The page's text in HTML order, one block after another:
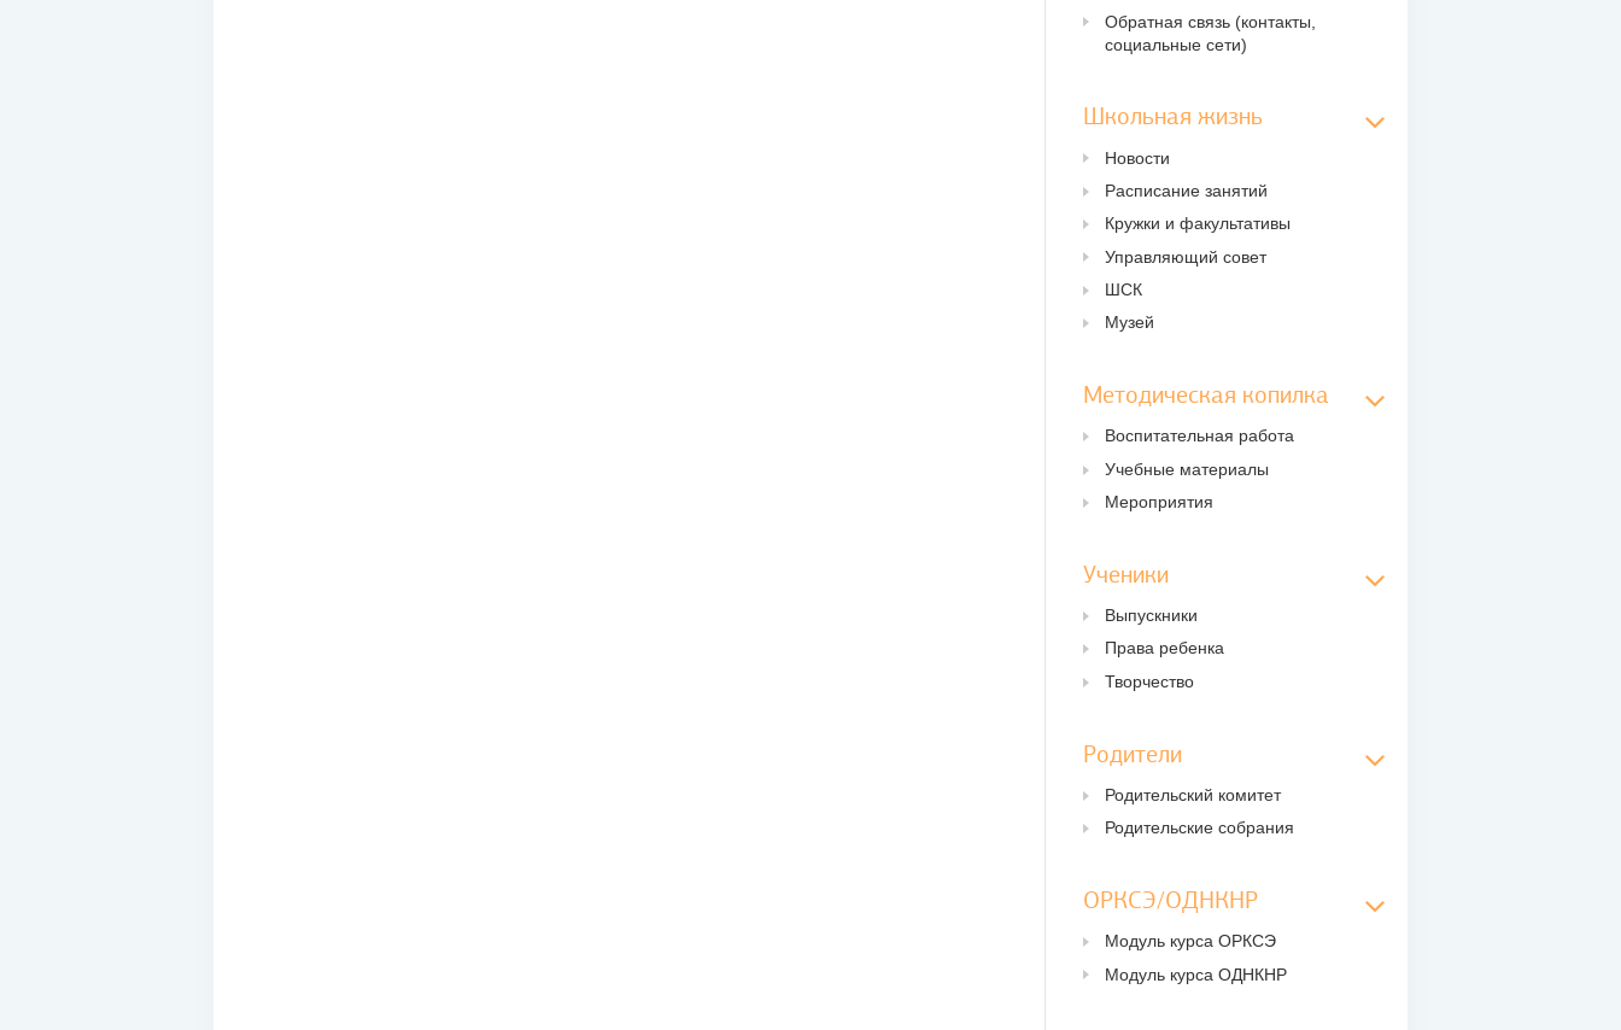
Обратная связь (контакты,
социальные сети)
Школьная жизнь
Новости
Расписание занятий
Кружки и факультативы
Управляющий совет
ШСК
Музей
Методическая копилка
Воспитательная работа
Учебные материалы
Мероприятия
Ученики
Выпускники
Права ребенка
Творчество
Родители
Родительский комитет
Родительские собрания
ОРКСЭ/ОДНКНР
Модуль курса ОРКСЭ
Модуль курса ОДНКНР